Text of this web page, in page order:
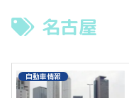
名古屋
自動車情報